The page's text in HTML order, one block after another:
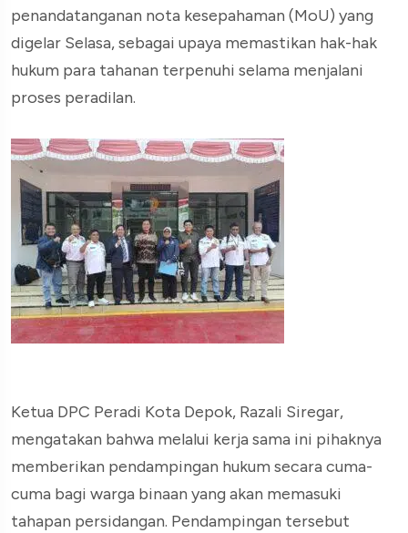
penandatanganan nota kesepahaman (MoU) yang
digelar Selasa, sebagai upaya memastikan hak-hak
hukum para tahanan terpenuhi selama menjalani
proses peradilan.
Ketua DPC Peradi Kota Depok, Razali Siregar,
mengatakan bahwa melalui kerja sama ini pihaknya
memberikan pendampingan hukum secara cuma-
cuma bagi warga binaan yang akan memasuki
tahapan persidangan. Pendampingan tersebut